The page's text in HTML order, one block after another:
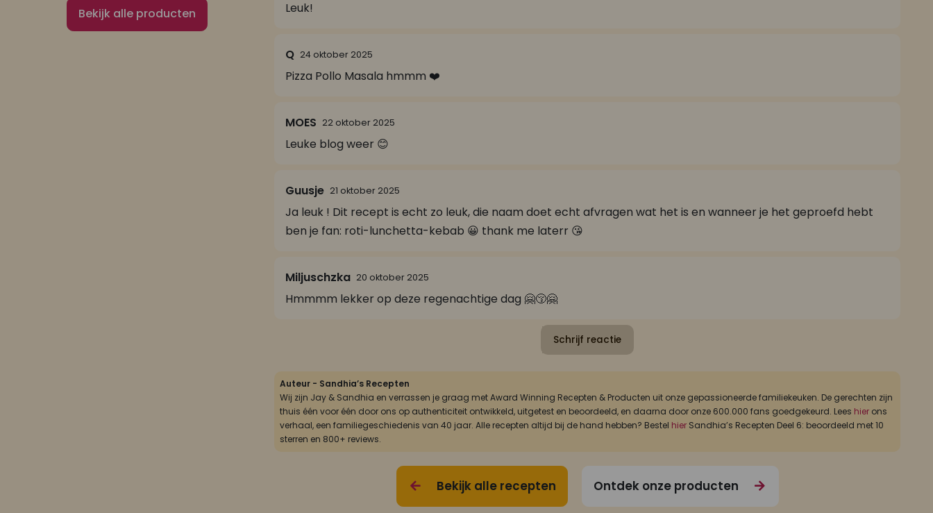
Bekijk alle producten Leuk!
Q 24 oktober 2025
Pizza Pollo Masala hmmm ❤️
MOES 22 oktober 2025
Leuke blog weer 😊
Guusje 21 oktober 2025
Ja leuk ! Dit recept is echt zo leuk, die naam doet echt afvragen wat het is en wanneer je het geproefd hebt
ben je fan: roti-lunchetta-kebab 😀 thank me laterr 😘
Miljuschzka 20 oktober 2025
Hmmmm lekker op deze regenachtige dag 🤗😚🤗
Schrijf reactie
Auteur - Sandhia’s Recepten
Wij zijn Jay & Sandhia en verrassen je graag met Award Winning Recepten & Producten uit onze gepassioneerde familiekeuken. De gerechten zijn
thuis één voor één door ons op authenticiteit ontwikkeld, uitgetest en beoordeeld, en daarna door onze 600.000 fans goedgekeurd. Lees hier ons
verhaal, een familiegeschiedenis van 40 jaar. Alle recepten altijd bij de hand hebben? Bestel hier Sandhia’s Recepten Deel 6: beoordeeld met 10
sterren en 800+ reviews.
Bekijk alle recepten Ontdek onze producten